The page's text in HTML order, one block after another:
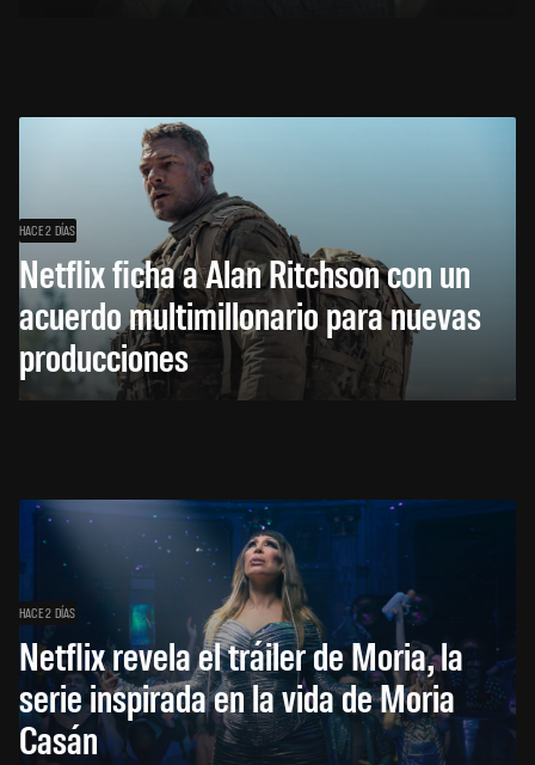
HACE 2 DÍAS
Netflix ficha a Alan Ritchson con un
acuerdo multimillonario para nuevas
producciones
HACE 2 DÍAS
Netflix revela el tráiler de Moria, la
serie inspirada en la vida de Moria
Casán